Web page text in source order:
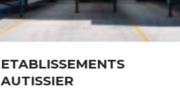
ETABLISSEMENTS
AUTISSIER